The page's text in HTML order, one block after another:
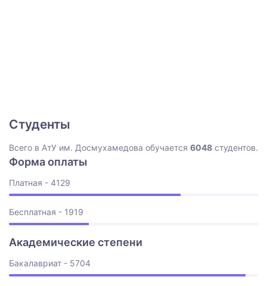
Студенты
Всего в АтУ им. Досмухамедова обучается 6048 студентов.
Форма оплаты
Платная - 4129
Бесплатная - 1919
Академические степени
Бакалавриат - 5704